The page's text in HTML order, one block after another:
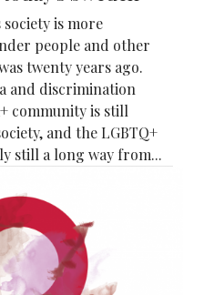
is more
people and other
twenty years ago.
and discrimination
community is still
and the LGBTQ+
still a long way from...